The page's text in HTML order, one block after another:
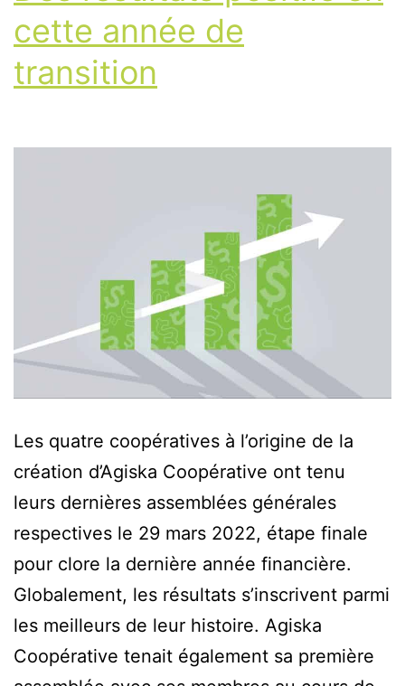
cette année de
transition
Les quatre coopératives à l’origine de la
création d’Agiska Coopérative ont tenu
leurs dernières assemblées générales
respectives le 29 mars 2022, étape finale
pour clore la dernière année financière.
Globalement, les résultats s’inscrivent parmi
les meilleurs de leur histoire. Agiska
Coopérative tenait également sa première